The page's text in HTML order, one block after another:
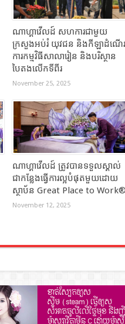
ណាហ្គាវើលដ៍ សហការជាមួយ
ក្រសួងអប់រំ យុវជន និងកីឡាដំណើរ
ការកម្មវិធីសាលារៀន និងបរិស្ថាន
បៃតងលើកទីពីរ
November 25, 2025
ណាហ្គាវើលដ៍ ត្រូវបានទទួលស្គាល់
ជាកន្លែងធ្វើការល្អបំផុតមួយដោយ
ស្ថាប័ន Great Place to
November 12, 2025